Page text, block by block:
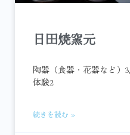
日田焼窯元
陶器（食器・花器など）
体験2
続きを読む »